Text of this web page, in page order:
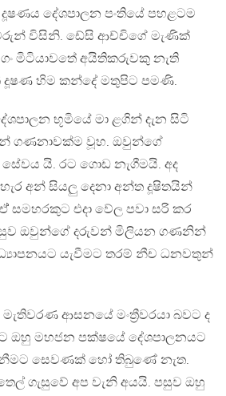
දූෂණය දේශපාලන පංතියේ පහළටම
විසිනි. ඩේසි ආච්චිගේ මැණික්
මිටියාවතේ අයිතිකරුවකු නැති
දූෂණ හිම කන්දේ මතුපිට පමණි.
භූමියේ මා ළගින් දැන සිටි
ගණනාවක්ම වූහ. ඔවුන්ගේ
යි. රට ගොඩ නැගීමයි. අද
අන් සියලු දෙනා අන්ත දූෂිතයින්
සමහරකුට එදා වේල පවා සරි කර
ඔවුන්ගේ දරුවන් මිලියන ගණනින්
යැවීමට තරම් නීච ධනවතුන්
ආසනයේ මංත්‍රීවරයා බවට ද
ඔහු මහජන පක්ෂයේ දේශපාලනයට
සෙවණක් හෝ තිබුණේ නැත.
ගැසුවේ අප වැනි අයයි. පසුව ඔහු